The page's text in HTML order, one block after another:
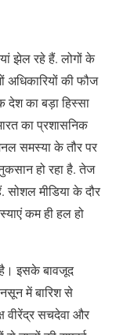
झेल रहे हैं. लोगों के
अधिकारियों की फौज
का बड़ा हिस्सा
का प्रशासनिक
समस्या के तौर पर
हो रहा है. तेज
सोशल मीडिया के दौर
कम ही हल हो
है। इसके बावजूद
में बारिश से
वीरेंद्र सचदेवा और